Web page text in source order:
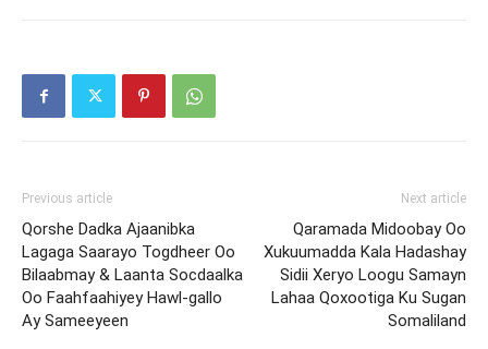
Previous article
Qorshe Dadka Ajaanibka
Lagaga Saarayo Togdheer Oo
Bilaabmay & Laanta Socdaalka
Oo Faahfaahiyey Hawl-gallo
Ay Sameeyeen
Next article
Qaramada Midoobay Oo
Xukuumadda Kala Hadashay
Sidii Xeryo Loogu Samayn
Lahaa Qoxootiga Ku Sugan
Somaliland